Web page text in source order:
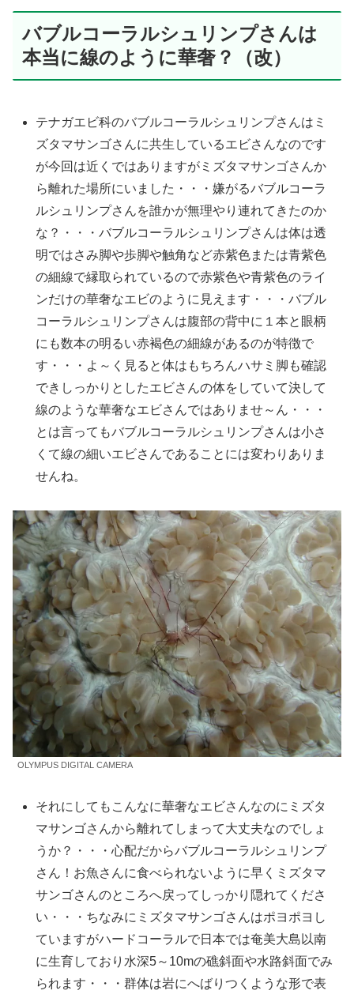
バブルコーラルシュリンプさんは
本当に線のように華奢？（改）
テナガエビ科のバブルコーラルシュリンプさんはミ
ズタマサンゴさんに共生しているエビさんなのです
が今回は近くではありますがミズタマサンゴさんか
ら離れた場所にいました・・・嫌がるバブルコーラ
ルシュリンプさんを誰かが無理やり連れてきたのか
な？・・・バブルコーラルシュリンプさんは体は透
明ではさみ脚や歩脚や触角など赤紫色または青紫色
の細線で縁取られているので赤紫色や青紫色のライ
ンだけの華奢なエビのように見えます・・・バブル
コーラルシュリンプさんは腹部の背中に１本と眼柄
にも数本の明るい赤褐色の細線があるのが特徴で
す・・・よ～く見ると体はもちろんハサミ脚も確認
できしっかりとしたエビさんの体をしていて決して
線のような華奢なエビさんではありませ～ん・・・
とは言ってもバブルコーラルシュリンプさんは小さ
くて線の細いエビさんであることには変わりありま
せんね。
OLYMPUS DIGITAL CAMERA
それにしてもこんなに華奢なエビさんなのにミズタ
マサンゴさんから離れてしまって大丈夫なのでしょ
うか？・・・心配だからバブルコーラルシュリンプ
さん！お魚さんに食べられないように早くミズタマ
サンゴさんのところへ戻ってしっかり隠れてくださ
い・・・ちなみにミズタマサンゴさんはポヨポヨし
ていますがハードコーラルで日本では奄美大島以南
に生育しており水深5～10mの礁斜面や水路斜面でみ
られます・・・群体は岩にへばりつくような形で表